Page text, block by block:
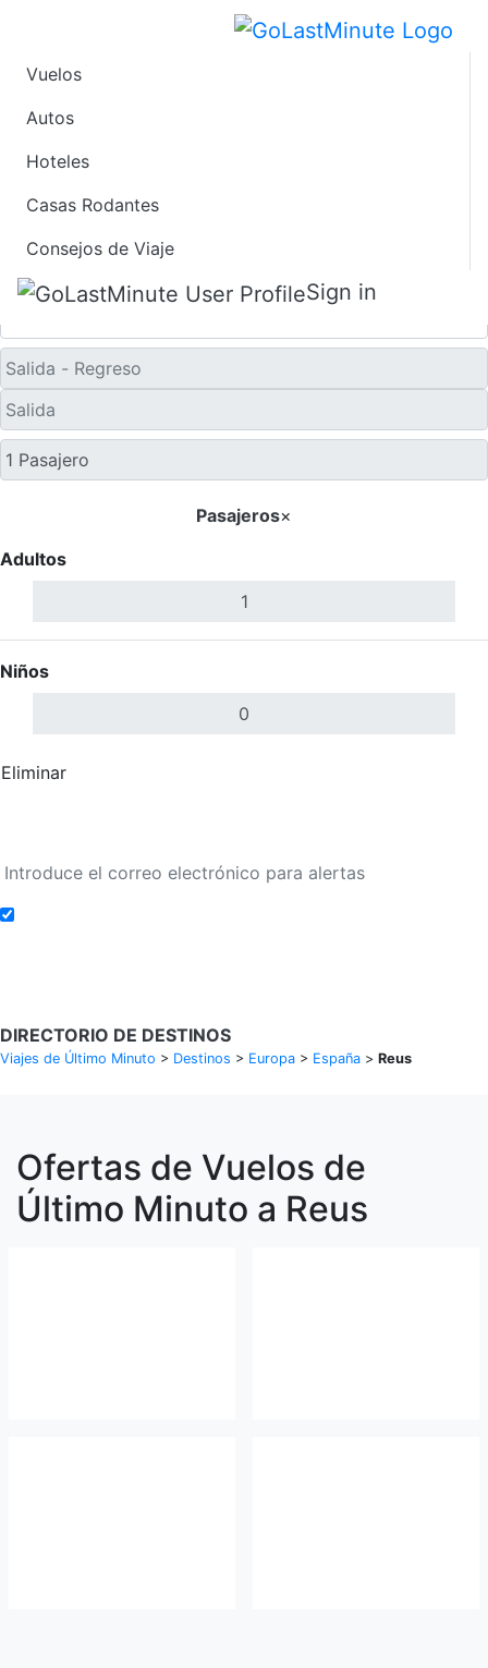
Vuelos
Autos
Hoteles
Casas Rodantes
Consejos de Viaje
Sign in
Ofertas de Viaje de
Último Minuto a Reus
Pasajeros×
Adultos
Niños
Eliminar
DIRECTORIO DE DESTINOS
Viajes de Último Minuto > Destinos > Europa > España > Reus
Ofertas de Vuelos de
Último Minuto a Reus